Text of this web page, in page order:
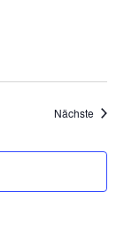
Nächste